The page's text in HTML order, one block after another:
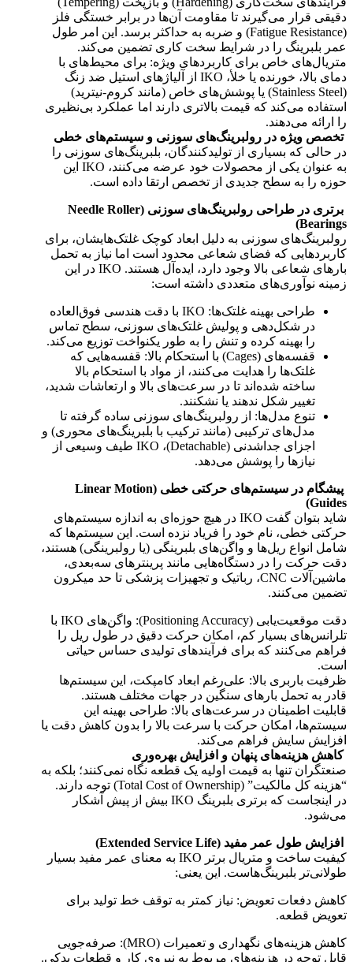
دقیقی قرار می‌گیرند تا مقاومت آن‌ها در برابر خستگی فلز
(Fatigue Resistance) و ضربه به حداکثر برسد. این امر طول
عمر بلبرینگ را در شرایط سخت کاری تضمین می‌کند.
متریال‌های خاص برای کاربردهای ویژه: برای محیط‌های با
دمای بالا، خورنده یا خلأ، IKO از آلیاژهای استیل ضد زنگ
(Stainless Steel) یا پوشش‌های خاص (مانند کروم-نیترید)
استفاده می‌کند که قیمت بالاتری دارند اما عملکرد بی‌نظیری
را ارائه می‌دهند.
تخصص ویژه در رولبرینگ‌های سوزنی و سیستم‌های خطی
در حالی که بسیاری از تولیدکنندگان، بلبرینگ‌های سوزنی را
به عنوان یکی از محصولات خود عرضه می‌کنند، IKO این
حوزه را به سطح جدیدی از تخصص ارتقا داده است.
برتری در طراحی رولبرینگ‌های سوزنی (Needle Roller
Bearings)
رولبرینگ‌های سوزنی به دلیل ابعاد کوچک غلتک‌هایشان، برای
کاربردهایی که فضای شعاعی محدود است اما نیاز به تحمل
بارهای شعاعی بالا وجود دارد، ایده‌آل هستند. IKO در این
زمینه نوآوری‌های متعددی داشته است:
طراحی بهینه غلتک‌ها: IKO با دقت هندسی فوق‌العاده
در شکل‌دهی و پولیش غلتک‌های سوزنی، سطح تماس
را بهینه کرده و تنش را به طور یکنواخت توزیع می‌کند.
قفسه‌های (Cages) با استحکام بالا: قفسه‌هایی که
غلتک‌ها را هدایت می‌کنند، از مواد با استحکام بالا
ساخته شده‌اند تا در سرعت‌های بالا و ارتعاشات شدید،
تغییر شکل ندهند یا نشکنند.
تنوع مدل‌ها: از رولبرینگ‌های سوزنی ساده گرفته تا
مدل‌های ترکیبی (مانند ترکیب با بلبرینگ‌های محوری) و
اجزای جداشدنی (Detachable)، IKO طیف وسیعی از
نیازها را پوشش می‌دهد.
پیشگام در سیستم‌های حرکتی خطی (Linear Motion
Guides)
شاید بتوان گفت IKO در هیچ حوزه‌ای به اندازه سیستم‌های
حرکتی خطی، نام خود را فریاد نزده است. این سیستم‌ها که
شامل انواع ریل‌ها و واگن‌های بلبرینگی (یا رولبرینگی) هستند،
دقت حرکت را در دستگاه‌هایی مانند پرینترهای سه‌بعدی،
ماشین‌آلات CNC، رباتیک و تجهیزات پزشکی تا حد میکرون
تضمین می‌کنند.
دقت موقعیت‌یابی (Positioning Accuracy): واگن‌های IKO با
تلرانس‌های بسیار کم، امکان حرکت دقیق در طول ریل را
فراهم می‌کنند که برای فرآیندهای تولیدی حساس حیاتی
است.
ظرفیت باربری بالا: علی‌رغم ابعاد کامپکت، این سیستم‌ها
قادر به تحمل بارهای سنگین در جهات مختلف هستند.
قابلیت اطمینان در سرعت‌های بالا: طراحی بهینه این
سیستم‌ها، امکان حرکت با سرعت بالا را بدون کاهش دقت یا
افزایش سایش فراهم می‌کند.
کاهش هزینه‌های پنهان و افزایش بهره‌وری
صنعتگران تنها به قیمت اولیه یک قطعه نگاه نمی‌کنند؛ بلکه به
“هزینه کل مالکیت” (Total Cost of Ownership) توجه دارند.
در اینجاست که برتری بلبرینگ IKO بیش از پیش آشکار
می‌شود.
افزایش طول عمر مفید (Extended Service Life)
کیفیت ساخت و متریال برتر IKO به معنای عمر مفید بسیار
طولانی‌تر بلبرینگ‌هاست. این یعنی:
کاهش دفعات تعویض: نیاز کمتر به توقف خط تولید برای
تعویض قطعه.
کاهش هزینه‌های نگهداری و تعمیرات (MRO): صرفه‌جویی
قابل توجه در هزینه‌های مربوط به نیروی کار و قطعات یدکی.